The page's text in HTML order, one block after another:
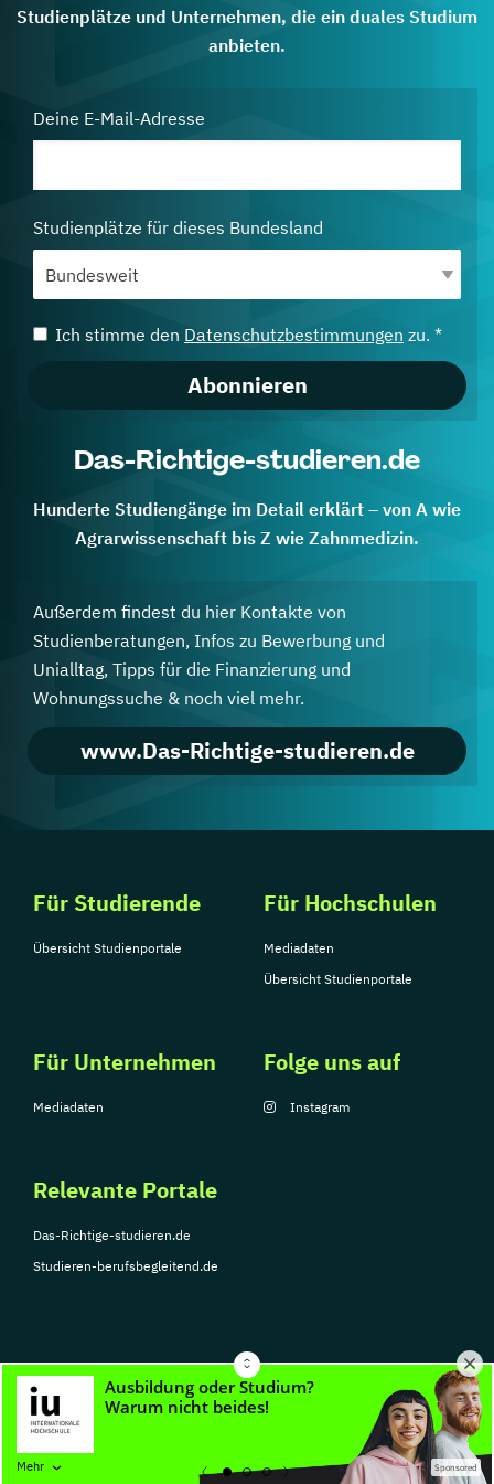
Mehr Sponsored
Studienplätze und Unternehmen, die ein duales Studium
anbieten.
Deine E-Mail-Adresse
Studienplätze für dieses Bundesland
Ich stimme den Datenschutzbestimmungen zu. *
Abonnieren
Das-Richtige-studieren.de
Hunderte Studiengänge im Detail erklärt – von A wie
Agrarwissenschaft bis Z wie Zahnmedizin.
Außerdem findest du hier Kontakte von
Studienberatungen, Infos zu Bewerbung und
Unialltag, Tipps für die Finanzierung und
Wohnungssuche & noch viel mehr.
www.Das-Richtige-studieren.de
Für Studierende
Übersicht Studienportale
Für Hochschulen
Mediadaten
Übersicht Studienportale
Für Unternehmen
Mediadaten
Relevante Portale
Das-Richtige-studieren.de
Studieren-berufsbegleitend.de
Folge uns auf
Instagram
© Copyright 2026, TarGroup Media GmbH
Nutzungsbedingungen